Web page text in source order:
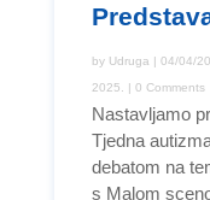
by Udruga |04/04/
2025.
| 0 Comments
Nastavljamo
Tjedna
debatom na
s Malom